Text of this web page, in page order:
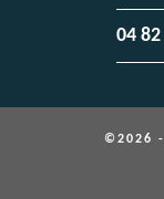
04
©2026 -